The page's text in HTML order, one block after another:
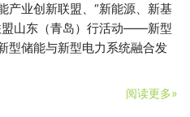
产业创新联盟、“新能源、新基
盟山东（青岛）行活动——新型
型储能与新型电力系统融合发
阅读更多»